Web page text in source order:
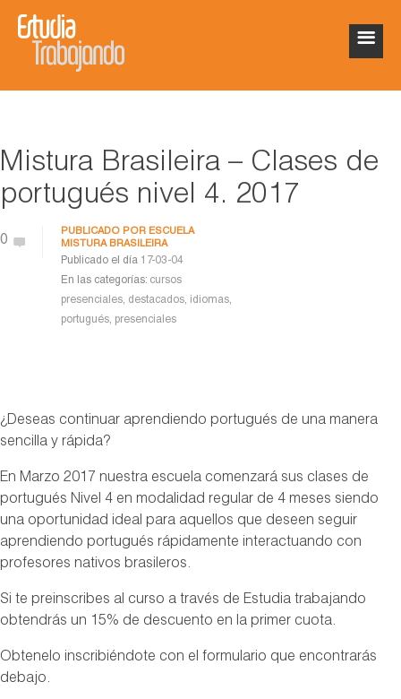
Mistura Brasileira – Clases de
portugués nivel 4. 2017
0
PUBLICADO POR ESCUELA
MISTURA BRASILEIRA
Publicado el día 17-03-04
En las categorías: cursos
presenciales, destacados, idiomas,
portugués, presenciales
¿Deseas continuar aprendiendo portugués de una manera
sencilla y rápida?
En Marzo 2017 nuestra escuela comenzará sus clases de
portugués Nivel 4 en modalidad regular de 4 meses siendo
una oportunidad ideal para aquellos que deseen seguir
aprendiendo portugués rápidamente interactuando con
profesores nativos brasileros.
Si te preinscribes al curso a través de Estudia trabajando
obtendrás un 15% de descuento en la primer cuota.
Obtenelo inscribiéndote con el formulario que encontrarás
debajo.